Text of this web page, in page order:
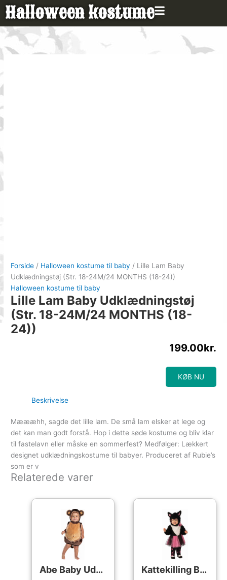
Gå
indholdet
Halloween kostume
Forside / Halloween kostume til baby / Lille Lam Baby
Udklædningstøj (Str. 18-24M/24 MONTHS (18-24))
Halloween kostume til baby
Lille Lam Baby Udklædningstøj
(Str. 18-24M/24 MONTHS (18-
24))
199.00kr.
KØB NU
Beskrivelse
Mæææhh, sagde det lille lam. De små lam elsker at lege og
det kan man godt forstå. Hop i dette søde kostume og bliv klar
til fastelavn eller måske en sommerfest? Medfølger: Lækkert
designet udklædningskostume til babyer. Produceret af Rubie’s
som er v
Relaterede varer
Abe Baby Udklædningstøj (Str. 18-24M/24 MONTHS (18-24)) Kattekilling Baby Udklædningstøj (24-36M)